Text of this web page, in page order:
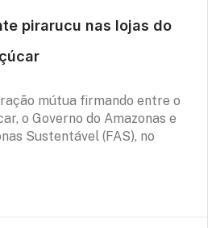
pirarucu nas lojas do
mútua firmando entre o
o Governo do Amazonas e
Sustentável (FAS), no